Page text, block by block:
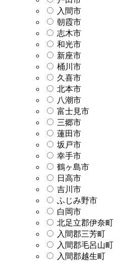
入間市
朝霞市
志木市
和光市
新座市
桶川市
久喜市
北本市
八潮市
富士見市
三郷市
蓮田市
坂戸市
幸手市
鶴ヶ島市
日高市
吉川市
ふじみ野市
白岡市
北足立郡伊奈町
入間郡三芳町
入間郡毛呂山町
入間郡越生町